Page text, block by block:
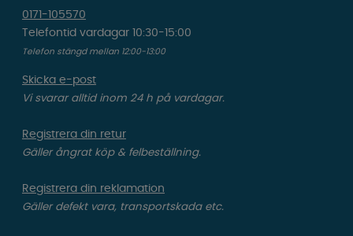
0171-105570
Telefontid vardagar 10:30-15:00
Telefon stängd mellan 12:00-13:00
Skicka e-post
Vi svarar alltid inom 24 h på vardagar.
Registrera din retur
Gäller ångrat köp & felbeställning.
Registrera din reklamation
Gäller defekt vara, transportskada etc.